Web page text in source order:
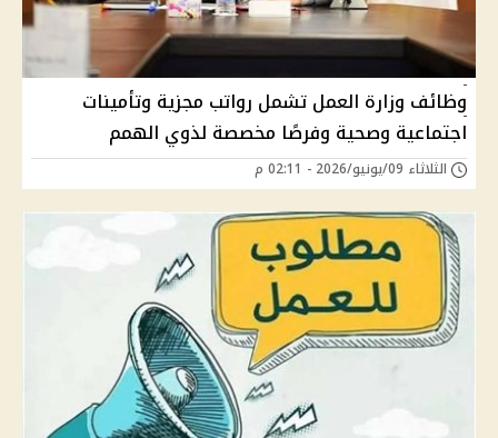
وظائف وزارة العمل تشمل رواتب مجزية وتأمينات
اجتماعية وصحية وفرصًا مخصصة لذوي الهمم
الثلاثاء 09/يونيو/2026 - 02:11 م